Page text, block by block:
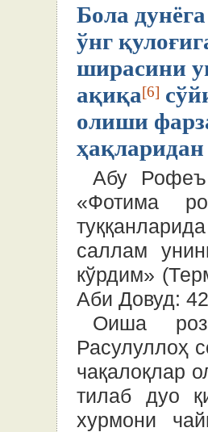
Бола
ўнг
ширасини
ақиқа[6]
олиши
ҳақларидан
Абу Рофеъ
«Фотима
саллам
кўрдим»
Аби Довуд:
Оиша
Расулуллоҳ
чақалоқлар
тилаб дуо
хурмони